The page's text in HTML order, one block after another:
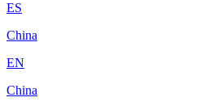
ES
China
EN
China